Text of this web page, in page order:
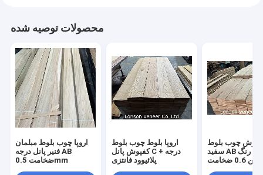
محصولات توصیه شده
اروپا چوب بلوط مبلمان
فنیر پانل درجه AB
ضخامت 0.5mm
اروپا بلوط چوب بلوط
کفپوش پانل C + درجه
پلائیوود فانتزی
کفپوش چوب بلوط
سفید AB درجه رنگ
0.6 ضخامت